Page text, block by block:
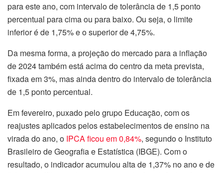
para este ano, com intervalo de tolerância de 1,5 ponto
percentual para cima ou para baixo. Ou seja, o limite
inferior é de 1,75% e o superior de 4,75%.
Da mesma forma, a projeção do mercado para a inflação
de 2024 também está acima do centro da meta prevista,
fixada em 3%, mas ainda dentro do intervalo de tolerância
de 1,5 ponto percentual.
Em fevereiro, puxado pelo grupo Educação, com os
reajustes aplicados pelos estabelecimentos de ensino na
virada do ano, o IPCA ficou em 0,84%, segundo o Instituto
Brasileiro de Geografia e Estatística (IBGE). Com o
resultado, o indicador acumulou alta de 1,37% no ano e de